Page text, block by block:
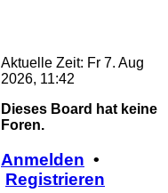
Aktuelle Zeit: Fr 7. Aug
2026, 11:42
Dieses Board hat keine
Foren.
Anmelden •
Registrieren